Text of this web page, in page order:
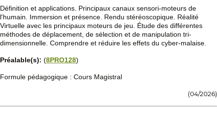
Définition et applications. Principaux canaux sensori-moteurs de
l'humain. Immersion et présence. Rendu stéréoscopique. Réalité
Virtuelle avec les principaux moteurs de jeu. Étude des différentes
méthodes de déplacement, de sélection et de manipulation tri-
dimensionnelle. Comprendre et réduire les effets du cyber-malaise.
Préalable(s): (8PRO128)
Formule pédagogique : Cours Magistral
(04/2026)